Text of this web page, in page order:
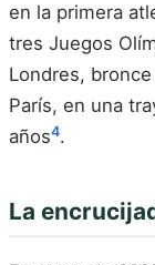
en la primera
tres Juegos
Londres,
París, en una
años4.
La